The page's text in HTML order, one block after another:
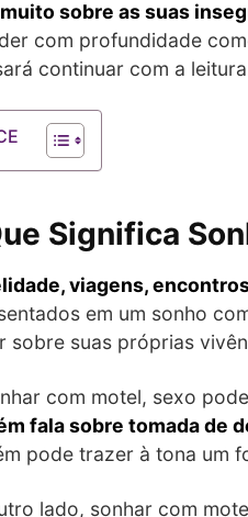
sobre as suas
com profundidade
continuar com a
Significa
viagens,
em um sonho
sobre suas próprias
com motel, sexo
fala sobre tomada de
pode trazer à tona um
lado, sonhar com